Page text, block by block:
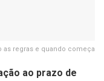
as regras e quando começa
ao prazo de